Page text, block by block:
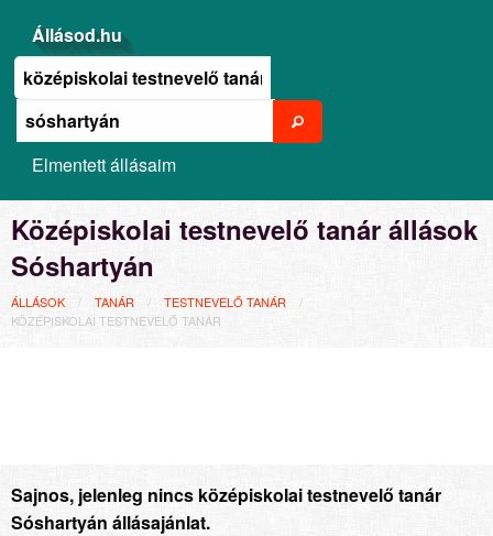
Állásod.hu
Elmentett állásaim
Középiskolai testnevelő tanár állások
Sóshartyán
ÁLLÁSOK TANÁR
TESTNEVELŐ TANÁR
KÖZÉPISKOLAI TESTNEVELŐ TANÁR
Sajnos, jelenleg nincs középiskolai testnevelő tanár
Sóshartyán állásajánlat.